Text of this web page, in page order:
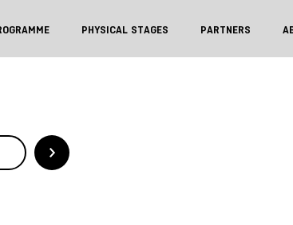
PHYSICAL STAGES PARTNERS